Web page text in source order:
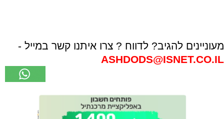
מעוניינים להגיב? לדווח ? צרו איתנו קשר במייל -
ASHDODS@ISNET.CO.IL